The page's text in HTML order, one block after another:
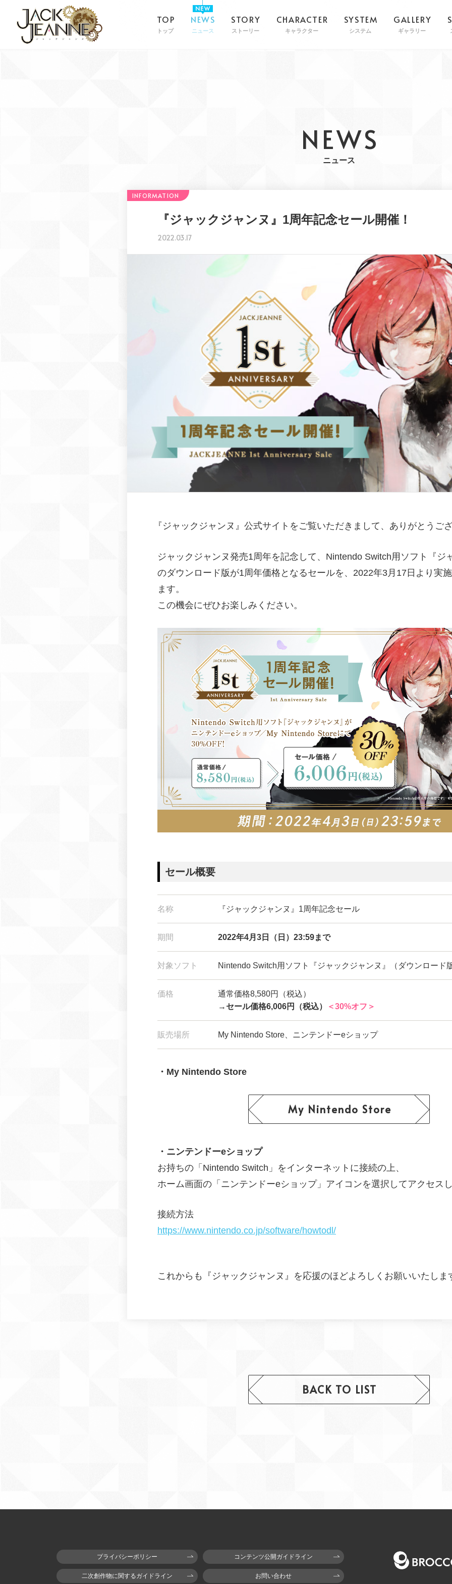
TOP
トップ
NEWS
ニュース
STORY
ストーリー
CHARACTER
キャラクター
SYSTEM
システム
GALLERY
ギャラリー
NEWS
ニュース
『ジャックジャンヌ』1周年記念セール開催！
2022.03.17
『 ジャックジャンヌ 』公式サイトをご覧いただきまして、ありがとうご
ジャックジャンヌ発売1周年を記念して、Nintendo Switch用ソフト『ジ
のダウンロード版が1周年価格となるセールを、2022年3月17日より実
ます。
この機会にぜひお楽しみください。
セール概要
名称 『ジャックジャンヌ』1周年記念セール
期間 2022年4月3日（日）23:59まで
対象ソフト Nintendo Switch用ソフト『ジャックジャンヌ』（ダウンロード
価格
通常価格8,580円（税込）
→セール価格6,006円（税込）
＜30%オフ＞
販売場所 My Nintendo Store、ニンテンドーeショップ
・My Nintendo Store
My Nintendo Store
・ニンテンドーeショップ
お持ちの「Nintendo Switch」をインターネットに接続の上、
ホーム画面の「ニンテンドーeショップ」アイコンを選択してアクセス
接続方法
https://www.nintendo.co.jp/software/howtodl/
これからも『ジャックジャンヌ』を応援のほどよろしくお願いいたしま
BACK TO LIST
プライバシーポリシー
お問い合わせ
コンテンツ公開ガイドライン
二次創作物に関するガイドライン